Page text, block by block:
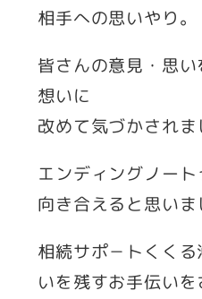
相手への思いやり。
皆さんの意見・思
想いに
改めて気づかされま
エンディングノー
向き合えると思いま
相続サポ－トくく
いを残すお手伝いを